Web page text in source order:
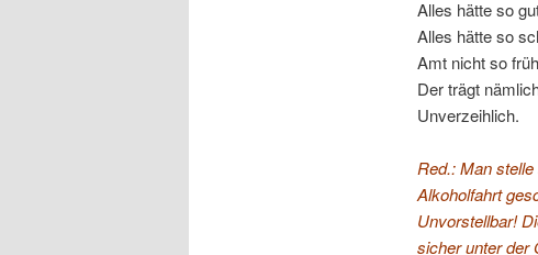
Alles hätte so
Alles hätte so
Amt nicht so
Der trägt
Unverzeihlich.
Red.: Man
Alkoholfahrt
Unvorstellbar!
sicher unter der